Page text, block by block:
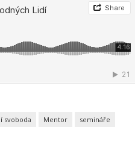
svoboda Mentor
semináře